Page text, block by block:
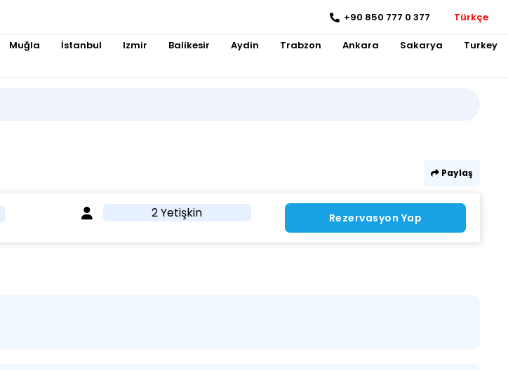
+90 850 777 0 377 Türkçe
Muğla İstanbul Izmir Balikesir Aydin Trabzon Ankara Sakarya Turkey
Paylaş
2 Yetişkin Rezervasyon Yap